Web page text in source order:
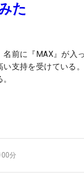
た
前に『MAX』が入
支持を受けている
分